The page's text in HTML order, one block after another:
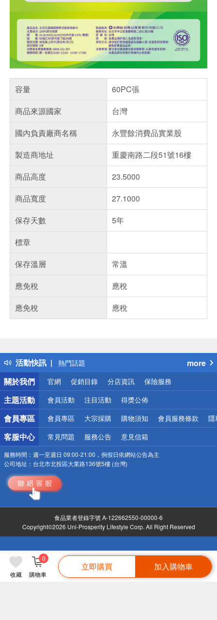
收藏 購物車
0
立即購買 加入購物車
容量
60PC張
商品來源國家
台灣
國內負責廠商名稱
永豐餘消費品實業股
製造商地址
重慶南路二段51號16樓
商品高度
23.5000
商品寬度
27.1000
保存天數
5年
標章
保存溫層
常溫
應免稅
應稅
應免稅
應稅
活動快訊
得獎公告
熱門話題
銀行優惠
偏遠地區配送
詐騙網頁！請小心！
more
關於我們
官網 促銷目錄 分店資訊 保險服務
主題活動 會員活動 注目活動 得獎公佈
會員專區 會員專區 大宗採購 購物須知 會員服務條款 隱
客服中心 常見問題 服務公告 意見信箱
服務時間： 週一至週日 09:00-21:00，例假日依網站公告為主
公司地址： 台北市北投區大業路136號5樓 (台灣)
食品業者登錄字號 A-122662550-00000-6
Copyright©2026 Uni-Prosperity Lifestyle Corp. All Right Reserved